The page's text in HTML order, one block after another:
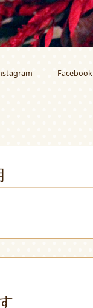
Facebook